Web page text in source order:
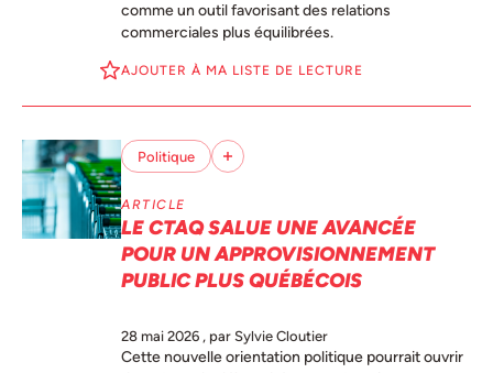
comme un outil favorisant des relations
commerciales plus équilibrées.
AJOUTER À MA LISTE DE LECTURE
Politique
ARTICLE
LE CTAQ SALUE UNE AVANCÉE
POUR UN APPROVISIONNEMENT
PUBLIC PLUS QUÉBÉCOIS
28 mai 2026 , par Sylvie Cloutier
Cette nouvelle orientation politique pourrait ouvrir